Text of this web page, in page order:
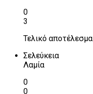
0
3
Τελικό αποτέλεσμα
Σελεύκεια
Λαμία
0
0